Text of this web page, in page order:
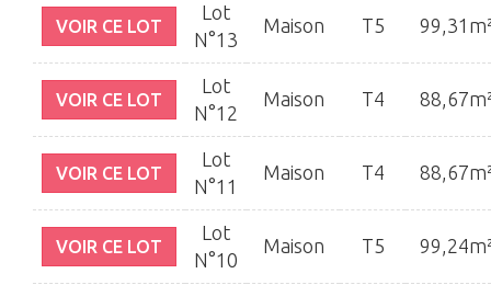
VOIR CE LOT
Lot
N°13
Maison T5
VOIR CE LOT
Lot
N°12
Maison T4
VOIR CE LOT
Lot
N°11
Maison T4
VOIR CE LOT
Lot
N°10
Maison T5